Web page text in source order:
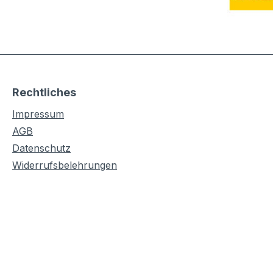
Rechtliches
Impressum
AGB
Datenschutz
Widerrufsbelehrungen